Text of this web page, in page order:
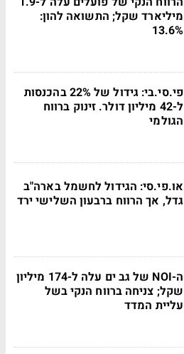
מיליארד שקל; התשואה להון:
13.6%
פי.סי.בי: גידול של 22% בהכנסות
ל-42 מיליון דולר. זינוק ברווח
הגולמי
או.פי.סי: הגידול לחשמל בארה"ב
גדל, אך הרווח ברבעון השלישי ירד
ה-NOI של גב ים עלה ל-174 מיליון
שקל; צניחה ברווח הנקי בשל
עליית המדד